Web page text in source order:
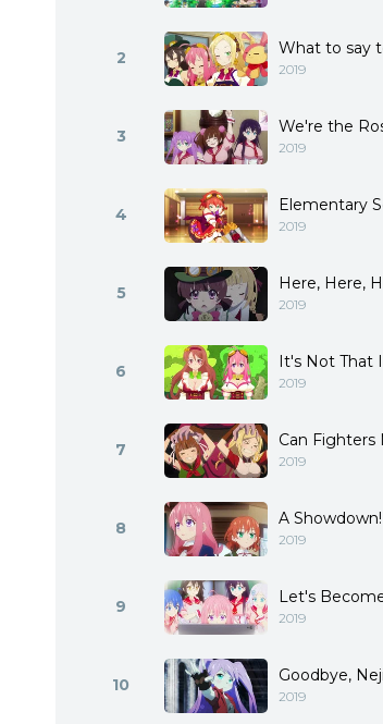
2 What to say
2019
3 We're the
2019
4 Elementary
2019
5 Here, Here,
2019
6 It's Not That
2019
7 Can Fighters
2019
8 A
2019
9 Let's
2019
10 Goodbye,
2019